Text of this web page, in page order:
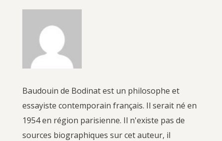
Baudouin de Bodinat est un philosophe et
essayiste contemporain français. Il serait né en
1954 en région parisienne. Il n'existe pas de
sources biographiques sur cet auteur, il